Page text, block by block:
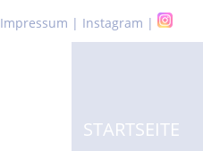
STARTSEITE
Impressum | Instagram |